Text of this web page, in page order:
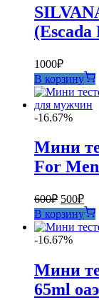
1000₽
В корзину
-16.67%
Мини
For
600₽
цена
600₽.
500₽
В корзину
-16.67%
Мини
65ml